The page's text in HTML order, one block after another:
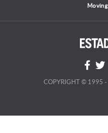
COPYRIGHT © 1995